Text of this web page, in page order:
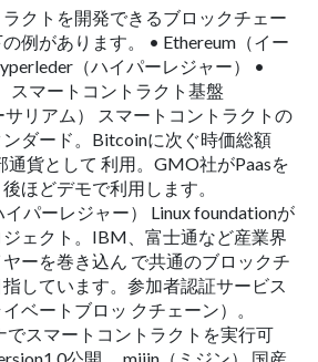
クトを開発できるブロックチェー
例があります。 • Ethereum（イー
（ハイパーレジャー） •
スマートコントラクト基盤
サリアム） スマートコントラクトの
ダード。Bitcoinに次ぐ時価総額
通貨として 利⽤。GMO社がPaasを
ほどデモで利⽤します。
パーレジャー） Linux foundationが
ェクト。IBM、富⼠通など産業界
ーを巻き込ん で共通のブロックチ
しています。参加者認証サービス
ベートブロッ クチェーン）。
でスマートコントラクトを実⾏可